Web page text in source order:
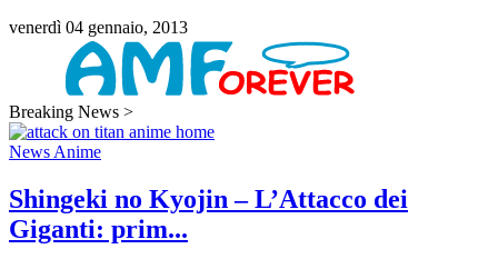
venerdì 04 gennaio, 2013
Breaking News >
News Anime
Shingeki no Kyojin – L’Attacco dei
Giganti: prim...